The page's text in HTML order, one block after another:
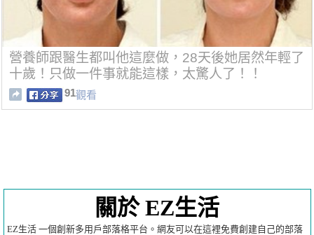
營養師跟醫生都叫他這麼做，28天後她居然年輕了
十歲！只做一件事就能這樣，太驚人了！！
91觀看
關於 EZ生活
EZ生活 一個創新多用戶部落格平台。網友可以在這裡免費創建自己的部落